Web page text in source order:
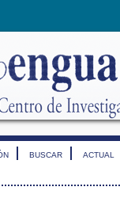
BUSCAR ACTUAL